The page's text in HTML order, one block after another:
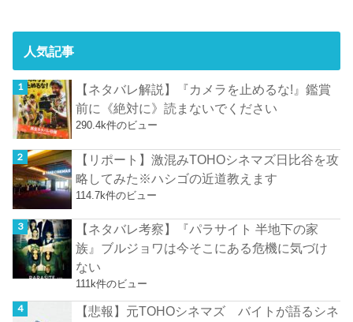
人気記事
【ネタバレ解説】『カメラを止めるな!』鑑賞
前に《絶対に》読まないでください
290.4k件のビュー
【リポート】激混みTOHOシネマズ日比谷を攻
略してみた※ハシゴの近道教えます
114.7k件のビュー
【ネタバレ考察】『パラサイト 半地下の家
族』ブルジョワは今そこにある危機に気づけ
ない
111k件のビュー
【悲報】元TOHOシネマズ バイトが語るシネ